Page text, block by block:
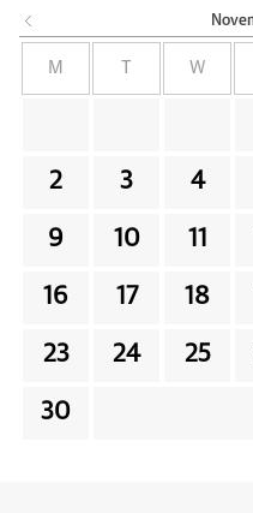
M W
2 3 4
9 10 11
16 17 18
23 24 25
30